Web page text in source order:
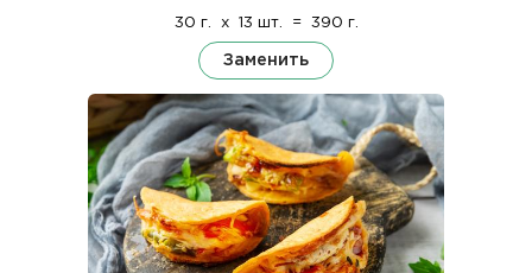
30 г. x 13 шт. = 390 г.
Заменить